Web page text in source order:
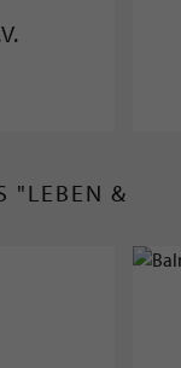
"LEBEN &